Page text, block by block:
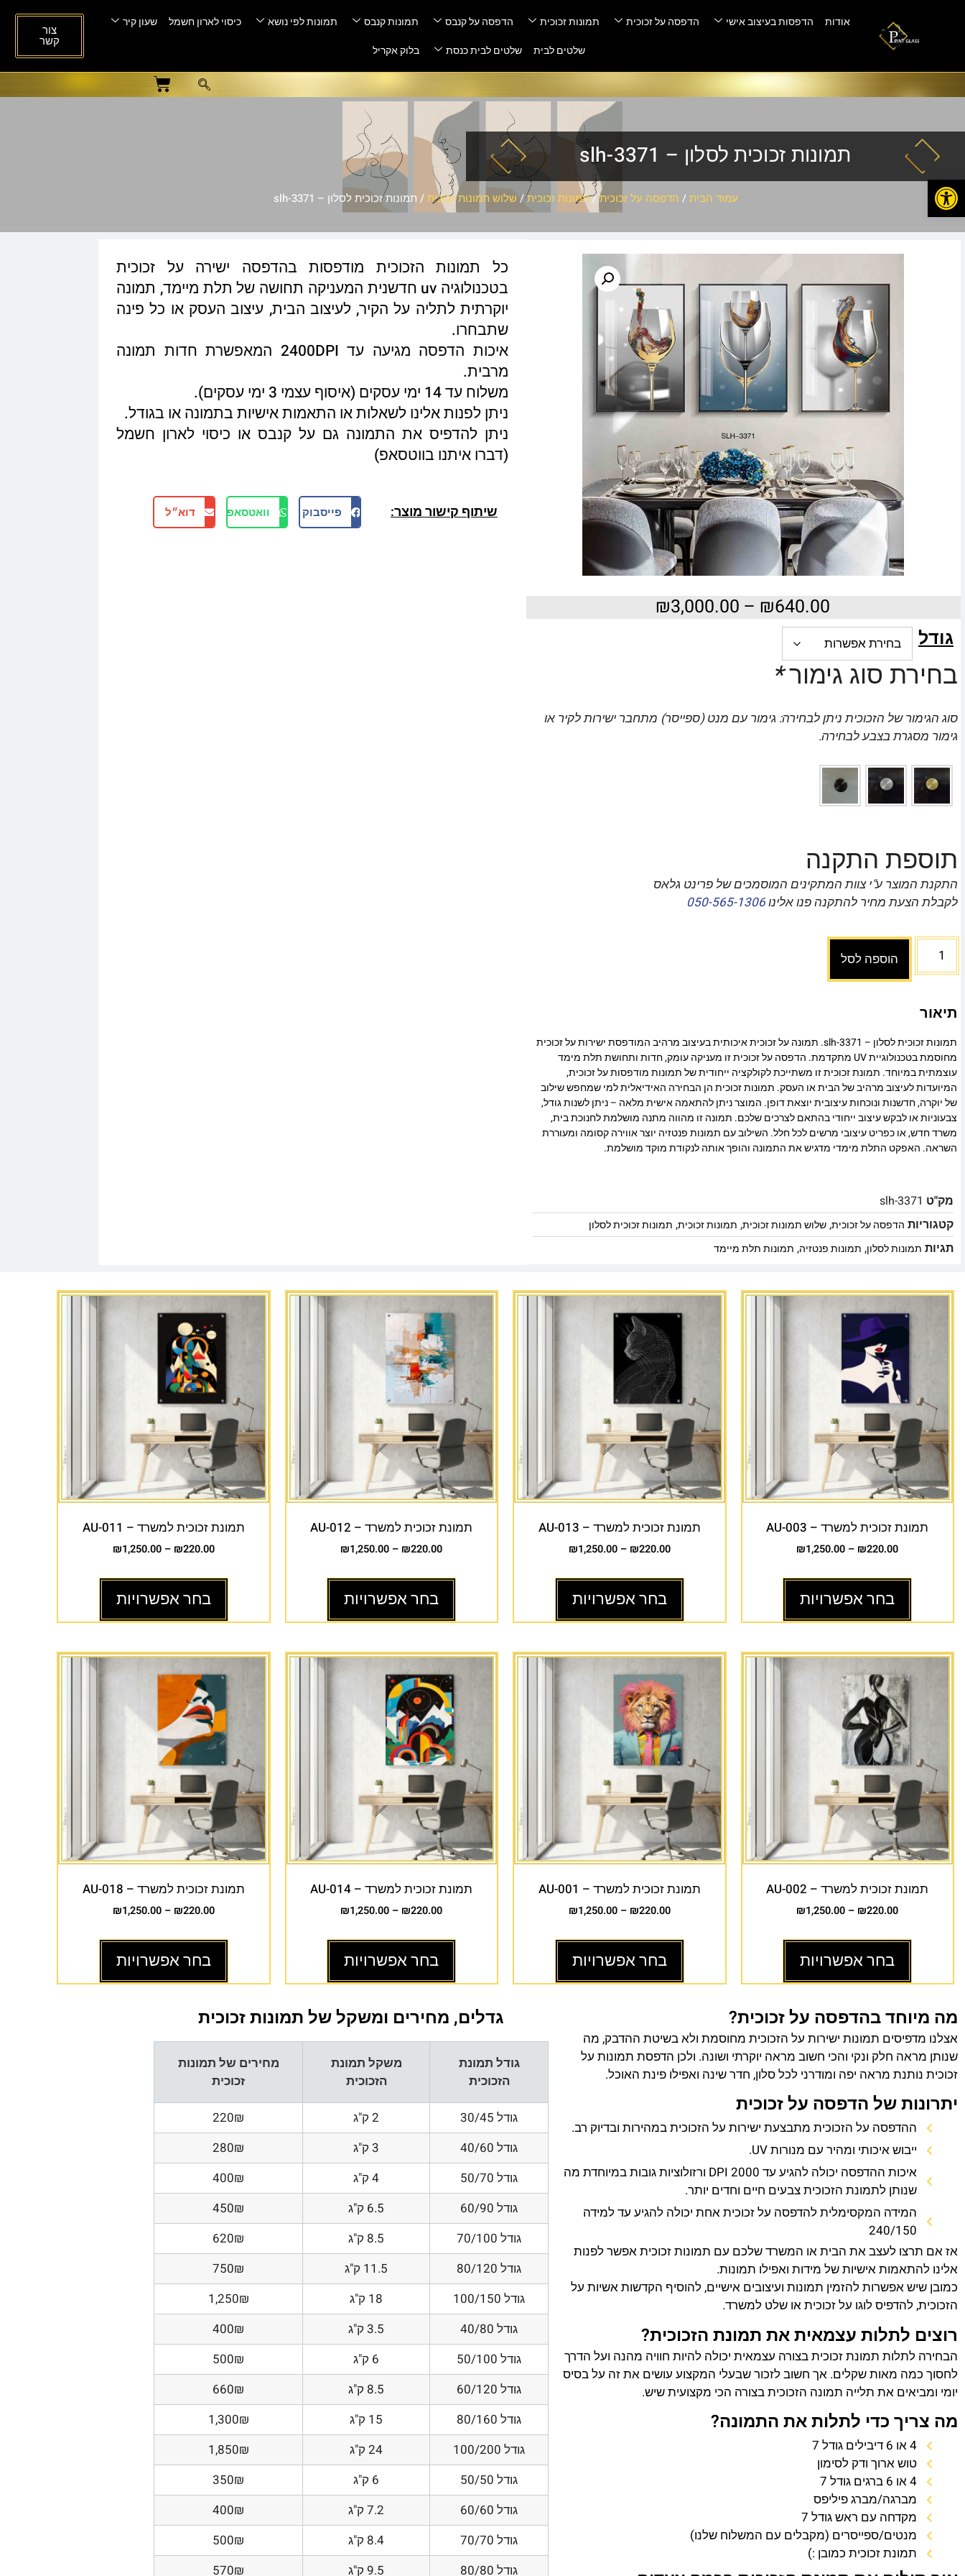
פתח סרגל נגישות
אודות הדפסות בעיצוב אישי הדפסה על זכוכית תמונות זכוכית הדפסה על קנבס תמונות קנבס תמונות לפי נושא כיסוי לארון חשמל
שעון קיר
שלטים לבית
שלטים לבית כנסת בלוק אקריל
צור
קשר
תמונות זכוכית לסלון – slh-3371
עמוד הבית/ הדפסה על זכוכית/תמונות זכוכית/שלוש תמונות זכוכית/ תמונות זכוכית לסלון – slh-3371
₪640.00
–
₪3,000.00
גודל
בחירת סוג גימור*
סוג הגימור של הזכוכית ניתן לבחירה: גימור עם מנט (ספייסר) מתחבר ישירות לקיר או
גימור מסגרת בצבע לבחירה.
תוספת התקנה
התקנת המוצר ע"י צוות המתקינים המוסמכים של פרינט גלאס
לקבלת הצעת מחיר להתקנה פנו אלינו050-565-1306
הוספה לסל
תיאור
תמונות זכוכית לסלון – slh-3371. תמונה על זכוכית איכותית בעיצוב מרהיב המודפסת ישירות על זכוכית
מחוסמת בטכנולוגיית UV מתקדמת. הדפסה על זכוכית זו מעניקה עומק, חדות ותחושת תלת מימד
עוצמתית במיוחד. תמונת זכוכית זו משתייכת לקולקציה ייחודית של תמונות מודפסות על זכוכית,
המיועדות לעיצוב מרהיב של הבית או העסק. תמונות זכוכית הן הבחירה האידיאלית למי שמחפש שילוב
של יוקרה, חדשנות ונוכחות עיצובית יוצאת דופן. המוצר ניתן להתאמה אישית מלאה – ניתן לשנות גודל,
צבעוניות או לבקש עיצוב ייחודי בהתאם לצרכים שלכם. תמונה זו מהווה מתנה מושלמת לחנוכת בית,
משרד חדש, או כפריט עיצובי מרשים לכל חלל. השילוב עם תמונות פנטזיה יוצר אווירה קסומה ומעוררת
השראה. האפקט התלת מימדי מדגיש את התמונה והופך אותה לנקודת מוקד מושלמת.
מק"ט slh-3371
קטגוריות הדפסה על זכוכית,שלוש תמונות זכוכית, תמונות זכוכית, תמונות זכוכית לסלון
תגיות תמונות לסלון, תמונות פנטזיה, תמונות תלת מיימד
כל תמונות הזכוכית מודפסות בהדפסה ישירה על זכוכית
בטכנולוגיה uv חדשנית המעניקה תחושה של תלת מיימד, תמונה
יוקרתית לתליה על הקיר, לעיצוב הבית, עיצוב העסק או כל פינה
שתבחרו.
איכות הדפסה מגיעה עד 2400DPI המאפשרת חדות תמונה
מרבית.
משלוח עד 14 ימי עסקים (איסוף עצמי 3 ימי עסקים).
ניתן לפנות אלינו לשאלות או התאמות אישיות בתמונה או בגודל.
ניתן להדפיס את התמונה גם על קנבס או כיסוי לארון חשמל
(דברו איתנו בווטסאפ)
שיתוף קישור מוצר: פייסבוק וואטסאפ דוא״ל
תמונת זכוכית למשרד – AU-003
₪220.00
–
₪1,250.00
בחר אפשרויות
תמונת זכוכית למשרד – AU-013
₪220.00
–
₪1,250.00
בחר אפשרויות
תמונת זכוכית למשרד – AU-012
₪220.00
–
₪1,250.00
בחר אפשרויות
תמונת זכוכית למשרד – AU-011
₪220.00
–
₪1,250.00
בחר אפשרויות
תמונת זכוכית למשרד – AU-002
₪220.00
–
₪1,250.00
בחר אפשרויות
תמונת זכוכית למשרד – AU-001
₪220.00
–
₪1,250.00
בחר אפשרויות
תמונת זכוכית למשרד – AU-014
₪220.00
–
₪1,250.00
בחר אפשרויות
תמונת זכוכית למשרד – AU-018
₪220.00
–
₪1,250.00
בחר אפשרויות
מה מיוחד בהדפסה על זכוכית?
אצלנו מדפיסים תמונות ישירות על הזכוכית מחוסמת ולא בשיטת ההדבק, מה
שנותן מראה חלק ונקי והכי חשוב מראה יוקרתי ושונה. ולכן הדפסת תמונות על
זכוכית נותנת מראה יפה ומודרני לכל סלון, חדר שינה ואפילו פינת האוכל.
יתרונות של הדפסה על זכוכית
ההדפסה על הזכוכית מתבצעת ישירות על הזכוכית במהירות ובדיוק רב.
ייבוש איכותי ומהיר עם מנורות UV.
איכות ההדפסה יכולה להגיע עד 2000 DPI ורזולוציות גובות במיוחדת מה
שנותן לתמונת הזכוכית צבעים חיים וחדים יותר.
המידה המקסימלית להדפסה על זכוכית אחת יכולה להגיע עד למידה
240/150
אז אם תרצו לעצב את הבית או המשרד שלכם עם תמונות זכוכית אפשר לפנות
אלינו להתאמות אישיות של מידות ואפילו תמונות.
כמובן שיש אפשרות להזמין תמונות ועיצובים אישיים, להוסיף הקדשות אשיות על
הזכוכית, להדפיס לוגו על זכוכית או שלט למשרד.
רוצים לתלות עצמאית את תמונת הזכוכית?
הבחירה לתלות תמונת זכוכית בצורה עצמאית יכולה להיות חוויה מהנה ועל הדרך
לחסוך כמה מאות שקלים. אך חשוב לזכור שבעלי המקצוע עושים את זה על בסיס
יומי ומביאים את תלייה תמונה הזכוכית בצורה הכי מקצועית שיש.
מה צריך כדי לתלות את התמונה?
4 או 6 דיבילים גודל 7
טוש ארוך ודק לסימון
4 או 6 ברגים גודל 7
מברגה/מברג פיליפס
מקדחה עם ראש גודל 7
מנטים/ספייסרים (מקבלים עם המשלוח שלנו)
תמונת זכוכית כמובן :)
גדלים, מחירים ומשקל של תמונות זכוכית
גודל תמונת
הזכוכית
משקל תמונת
הזכוכית
מחירים של תמונות
זכוכית
גודל 30/45 2 ק"ג
220₪
גודל 40/60
3 ק"ג
280₪
גודל 50/70
4 ק"ג
400₪
גודל 60/90
6.5 ק"ג
450₪
גודל 70/100
8.5 ק"ג
620₪
גודל 80/120
11.5 ק"ג
750₪
גודל 100/150
18 ק"ג
1,250₪
גודל 40/80
3.5 ק"ג
400₪
גודל 50/100
6 ק"ג
500₪
גודל 60/120
8.5 ק"ג
660₪
גודל 80/160
15 ק"ג
1,300₪
גודל 100/200
24 ק"ג
1,850₪
גודל 50/50
6 ק"ג
350₪
גודל 60/60
7.2 ק"ג
400₪
גודל 70/70
8.4 ק"ג
500₪
גודל 80/80
9.5 ק"ג 570₪